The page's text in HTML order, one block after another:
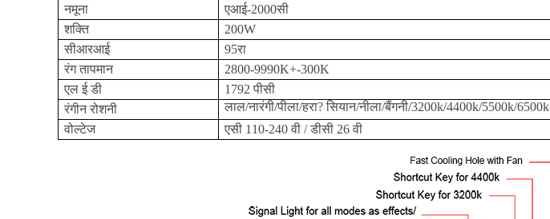
नमूना
एआई-2000सी
शक्ति
200W
सीआरआई
95रा
रंग तापमान
2800-9990K+-300K
एल ई डी
1792 पीसी
रंगीन रोशनी
लाल/नारंगी/पीला/हरा? सियान/नीला/बैंगनी/3200k/4400k/5500k/6500k
वोल्टेज
एसी 110-240 वी / डीसी 26 वी